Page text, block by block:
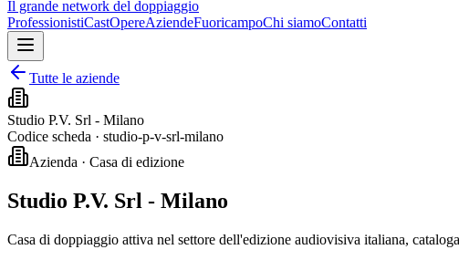
Il grande network del doppiaggio
ProfessionistiCastOpereAziendeFuoricampoChi siamoContatti
Tutte le aziende
Studio P.V. Srl - Milano
Codice scheda · studio-p-v-srl-milano
Azienda · Casa di edizione
Studio P.V. Srl - Milano
Casa di doppiaggio attiva nel settore dell'edizione audiovisiva italiana,